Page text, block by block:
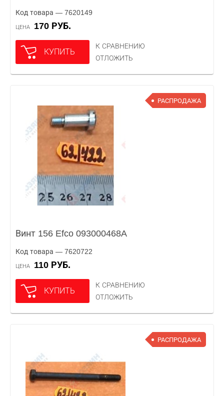
Код товара — 7620149
ЦЕНА 170 РУБ.
КУПИТЬ
К СРАВНЕНИЮ
ОТЛОЖИТЬ
РАСПРОДАЖА
Винт 156 Efco 093000468A
Код товара — 7620722
ЦЕНА 110 РУБ.
КУПИТЬ
К СРАВНЕНИЮ
ОТЛОЖИТЬ
РАСПРОДАЖА